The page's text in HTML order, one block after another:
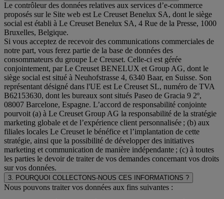
Le contrôleur des données relatives aux services d’e-commerce
proposés sur le Site web est Le Creuset Benelux SA, dont le siège
social est établi à Le Creuset Benelux SA, 4 Rue de la Presse, 1000
Bruxelles, Belgique.
Si vous acceptez de recevoir des communications commerciales de
notre part, vous ferez partie de la base de données des
consommateurs du groupe Le Creuset. Celle-ci est gérée
conjointement, par Le Creuset BENELUX et Group AG, dont le
siège social est situé à Neuhofstrasse 4, 6340 Baar, en Suisse. Son
représentant désigné dans l'UE est Le Creuset SL, numéro de TVA
B62153630, dont les bureaux sont situés Paseo de Gracia 9 2º,
08007 Barcelone, Espagne. L’accord de responsabilité conjointe
pourvoit (a) à Le Creuset Group AG la responsabilité de la stratégie
marketing globale et de l’expérience client personnalisée ; (b) aux
filiales locales Le Creuset le bénéfice et l’implantation de cette
stratégie, ainsi que la possibilité de développer des initiatives
marketing et communication de manière indépendante ; (c) à toutes
les parties le devoir de traiter de vos demandes concernant vos droits
sur vos données.
3. POURQUOI COLLECTONS-NOUS CES INFORMATIONS ?
Nous pouvons traiter vos données aux fins suivantes :